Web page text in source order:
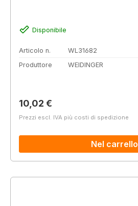
Disponibile
Articolo n.
WL31682
Produttore
WEIDINGER
Prezzo normale:
10,02 €
Prezzi escl. IVA più costi di spedizione
Nel carrello